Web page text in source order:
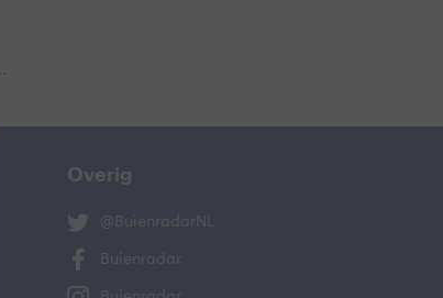
Overig
@BuienradarNL
Buienradar